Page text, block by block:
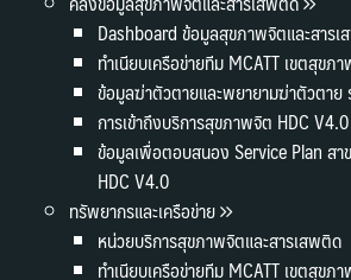
Dashboard ข้อมูลสุขภาพจิตและสาร
ทำเนียบเครือข่ายทีม MCATT เขตสุขภ
ข้อมูลฆ่าตัวตายและพยายามฆ่าตัวตาย
การเข้าถึงบริการสุขภาพจิต HDC V4.0
ข้อมูลเพื่อตอบสนอง Service Plan สา
HDC V4.0
ทรัพยากรและเครือข่าย
หน่วยบริการสุขภาพจิตและสารเสพติด
ทำเนียบเครือข่ายทีม MCATT เขตสุขภ